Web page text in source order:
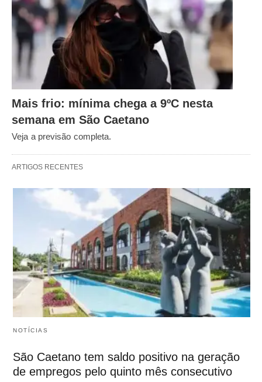
Mais frio: mínima chega a 9ºC nesta
semana em São Caetano
Veja a previsão completa.
ARTIGOS RECENTES
NOTÍCIAS
São Caetano tem saldo positivo na geração
de empregos pelo quinto mês consecutivo